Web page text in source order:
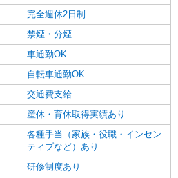
完全週休2日制
禁煙・分煙
車通勤OK
自転車通勤OK
交通費支給
産休・育休取得実績あり
各種手当（家族・役職・インセン
ティブなど）あり
研修制度あり